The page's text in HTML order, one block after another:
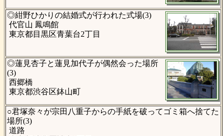
◎紺野ひかりの結婚式が行われた式場(3)
代官山 鳳鳴館
東京都目黒区青葉台2丁目
◎蓮見杏子と蓮見加代子が偶然会った場所
(3)
西郷橋
東京都渋谷区鉢山町
○君塚奈々が宗田八重子からの手紙を破ってゴミ箱へ捨てた
場所(3)
道路